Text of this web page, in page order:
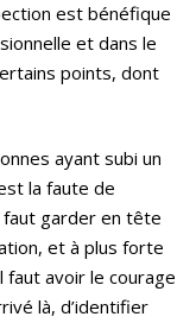
est bénéfique
et dans le
points, dont
ayant subi un
la faute de
faut garder en tête
et à plus forte
faut avoir le courage
là, d’identifier